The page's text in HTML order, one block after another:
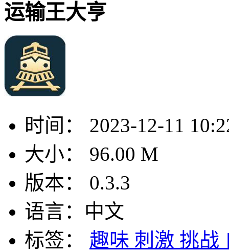
运输王大亨
时间：
2023-12-11
大小：
96.00 M
版本：
0.3.3
语言： 中文
标签：
趣味 刺激 挑战